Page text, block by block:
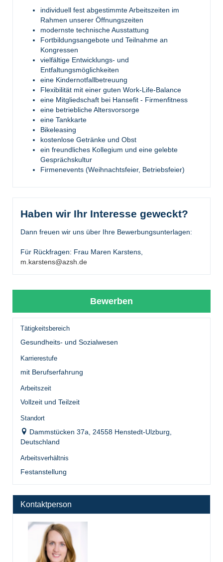
individuell fest abgestimmte Arbeitszeiten im
Rahmen unserer Öffnungszeiten
modernste technische Ausstattung
Fortbildungsangebote und Teilnahme an
Kongressen
vielfältige Entwicklungs- und
Entfaltungsmöglichkeiten
eine Kindernotfallbetreuung
Flexibilität mit einer guten Work-Life-Balance
eine Mitgliedschaft bei Hansefit - Firmenfitness
eine betriebliche Altersvorsorge
eine Tankkarte
Bikeleasing
kostenlose Getränke und Obst
ein freundliches Kollegium und eine gelebte
Gesprächskultur
Firmenevents (Weihnachtsfeier, Betriebsfeier)
Haben wir Ihr Interesse geweckt?
Dann freuen wir uns über Ihre Bewerbungsunterlagen:
Für Rückfragen: Frau Maren Karstens,
m.karstens@azsh.de
Bewerben
Tätigkeitsbereich
Gesundheits- und Sozialwesen
Karrierestufe
mit Berufserfahrung
Arbeitszeit
Vollzeit und Teilzeit
Standort
Dammstücken 37a, 24558 Henstedt-Ulzburg,
Deutschland
Arbeitsverhältnis
Festanstellung
Kontaktperson